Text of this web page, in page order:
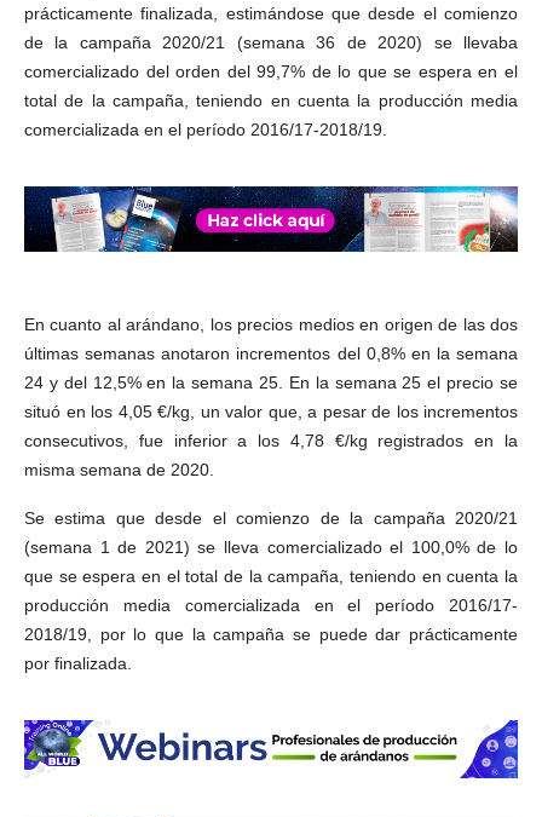
prácticamente finalizada, estimándose que desde el comienzo
de la campaña 2020/21 (semana 36 de 2020) se llevaba
comercializado del orden del 99,7% de lo que se espera en el
total de la campaña, teniendo en cuenta la producción media
comercializada en el período 2016/17-2018/19.
En cuanto al arándano, los precios medios en origen de las dos
últimas semanas anotaron incrementos del 0,8% en la semana
24 y del 12,5% en la semana 25. En la semana 25 el precio se
situó en los 4,05 €/kg, un valor que, a pesar de los incrementos
consecutivos, fue inferior a los 4,78 €/kg registrados en la
misma semana de 2020.
Se estima que desde el comienzo de la campaña 2020/21
(semana 1 de 2021) se lleva comercializado el 100,0% de lo
que se espera en el total de la campaña, teniendo en cuenta la
producción media comercializada en el período 2016/17-
2018/19, por lo que la campaña se puede dar prácticamente
por finalizada.